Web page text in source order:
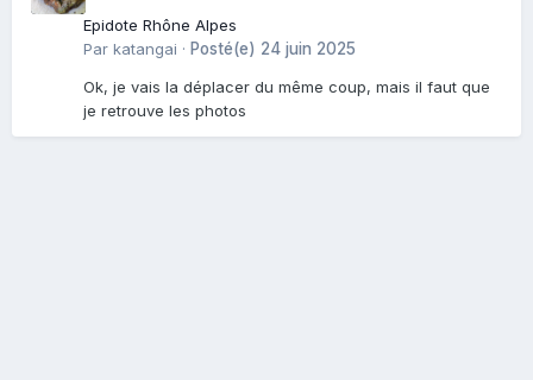
Epidote Rhône Alpes
Par katangai · Posté(e) 24 juin 2025
Ok, je vais la déplacer du même coup, mais il faut que
je retrouve les photos